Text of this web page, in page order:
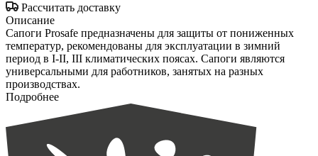
Рассчитать доставку
Описание
Сапоги Prosafe предназначены для защиты от пониженных
температур, рекомендованы для эксплуатации в зимний
период в I-II, III климатических поясах. Сапоги являются
универсальными для работников, занятых на разных
производствах.
Подробнее